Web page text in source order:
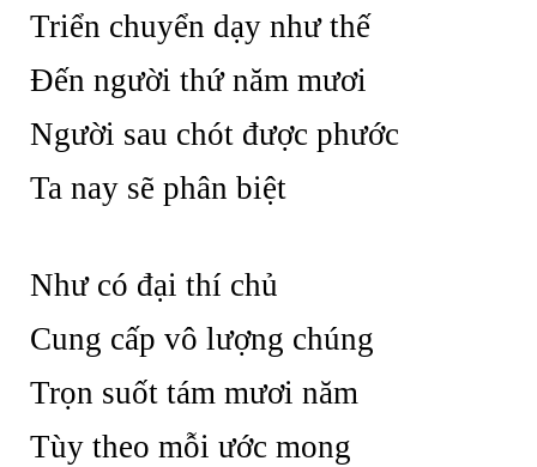
Triển chuyển dạy như thế
Đến người thứ năm mươi
Người sau chót được phước
Ta nay sẽ phân biệt
Như có đại thí chủ
Cung cấp vô lượng chúng
Trọn suốt tám mươi năm
Tùy theo mỗi ước mong